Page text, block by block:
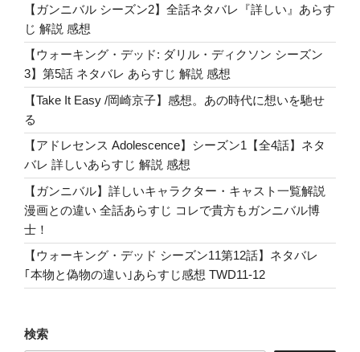
ジ
ウ
ィ
ッ
ク
の
歌
Edie
Sedgwick”
の
【ガンニバル シーズン2】全話ネタバレ『詳しい』あらす
じ 解説 感想
【ウォーキング・デッド: ダリル・ディクソン シーズン
3】第5話 ネタバレ あらすじ 解説 感想
【Take It Easy /岡崎京子】感想。あの時代に想いを馳せ
る
【アドレセンス Adolescence】シーズン1【全4話】ネタ
バレ 詳しいあらすじ 解説 感想
【ガンニバル】詳しいキャラクター・キャスト一覧解説
漫画との違い 全話あらすじ コレで貴方もガンニバル博
士！
【ウォーキング・デッド シーズン11第12話】ネタバレ
｢本物と偽物の違い｣あらすじ感想 TWD11-12
検索